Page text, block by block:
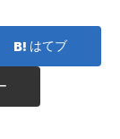
はてブ